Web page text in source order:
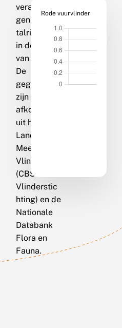
veranderin
gen van de
talrijkheid
in de loop
van de tijd.
De
gegevens
zijn
afkomstig
uit het
Landelijk
Meetnet
Vlinders
(CBS / De
Vlinderstic
hting) en de
Nationale
Databank
Flora en
Fauna.
Rode vuurvlinder